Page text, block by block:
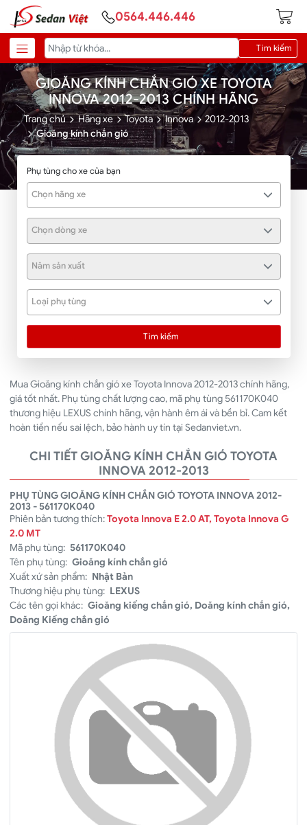
0564.446.446
Tìm kiếm
GIOĂNG KÍNH CHẮN GIÓ XE TOYOTA
INNOVA 2012-2013 CHÍNH HÃNG
Trang chủ Hãng xe Toyota Innova
2012-2013
Gioăng kính chắn gió
Phụ tùng cho xe của bạn
Chọn hãng xe
Chọn dòng xe
Năm sản xuất
Loại phụ tùng
Tìm kiếm
Mua Gioăng kính chắn gió xe Toyota Innova 2012-2013 chính hãng,
giá tốt nhất. Phụ tùng chất lượng cao, mã phụ tùng 561170K040
thương hiệu LEXUS chính hãng, vận hành êm ái và bền bỉ. Cam kết
hoàn tiền nếu sai lệch, bảo hành uy tín tại Sedanviet.vn.
CHI TIẾT GIOĂNG KÍNH CHẮN GIÓ TOYOTA
INNOVA 2012-2013
PHỤ TÙNG GIOĂNG KÍNH CHẮN GIÓ TOYOTA INNOVA 2012-
2013 - 561170K040
Phiên bản tương thích:Toyota Innova E 2.0 AT, Toyota Innova G
2.0 MT
Mã phụ tùng: 561170K040
Tên phụ tùng: Gioăng kính chắn gió
Xuất xứ sản phẩm: Nhật Bản
Thương hiệu phụ tùng: LEXUS
Các tên gọi khác: Gioăng kiếng chắn gió, Doăng kính chắn gió,
Doăng Kiếng chắn gió